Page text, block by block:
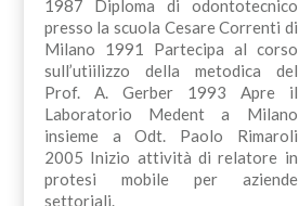
1987 Diploma di odontotecnico
presso la scuola Cesare Correnti di
Milano 1991 Partecipa al corso
sull’utiilizzo della metodica del
Prof. A. Gerber 1993 Apre il
Laboratorio Medent a Milano
insieme a Odt. Paolo Rimaroli
2005 Inizio attività di relatore in
protesi mobile per aziende
settoriali.